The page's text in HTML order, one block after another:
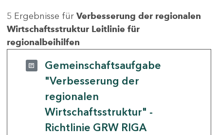
5 Ergebnisse für Verbesserung der regionalen
Wirtschaftsstruktur Leitlinie für
regionalbeihilfen
Gemeinschaftsaufgabe
"Verbesserung der
regionalen
Wirtschaftsstruktur" -
Richtlinie GRW RIGA